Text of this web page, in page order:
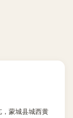
蒙城县城西黄